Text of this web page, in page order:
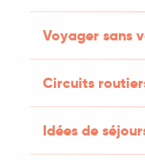
Voyager sans
Circuits
Idées de
!